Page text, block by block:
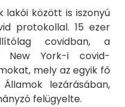
lakói között is iszonyú
protokollal. 15 ezer
covidban, a
New York-i covid-
mely az egyik fő
lezárásában,
felügyelte.